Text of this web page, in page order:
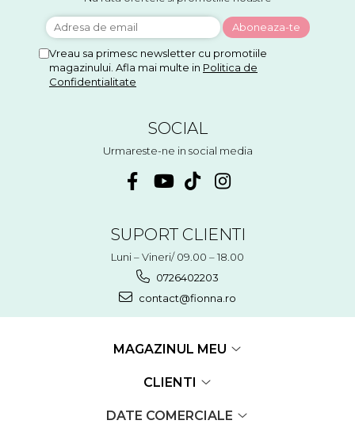
Vreau sa primesc newsletter cu promotiile
magazinului. Afla mai multe in Politica de
Confidentialitate
SOCIAL
Urmareste-ne in social media
SUPORT CLIENTI
Luni – Vineri/ 09.00 – 18.00
0726402203
contact@fionna.ro
MAGAZINUL MEU
CLIENTI
DATE COMERCIALE